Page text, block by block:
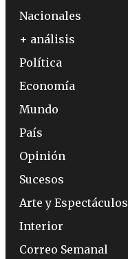
Nacionales
+ análisis
Política
Economía
Mundo
País
Opinión
Sucesos
Arte y Espectáculos
Interior
Correo Semanal